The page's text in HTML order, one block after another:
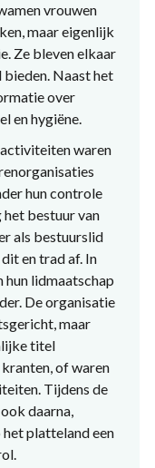
vrouwen
maar eigenlijk
Ze bleven elkaar
bieden. Naast het
over
en hygiëne.
waren
hun controle
bestuur van
als bestuurslid
en trad af. In
hun lidmaatschap
De organisatie
maar
titel
of waren
Tijdens de
daarna,
platteland een